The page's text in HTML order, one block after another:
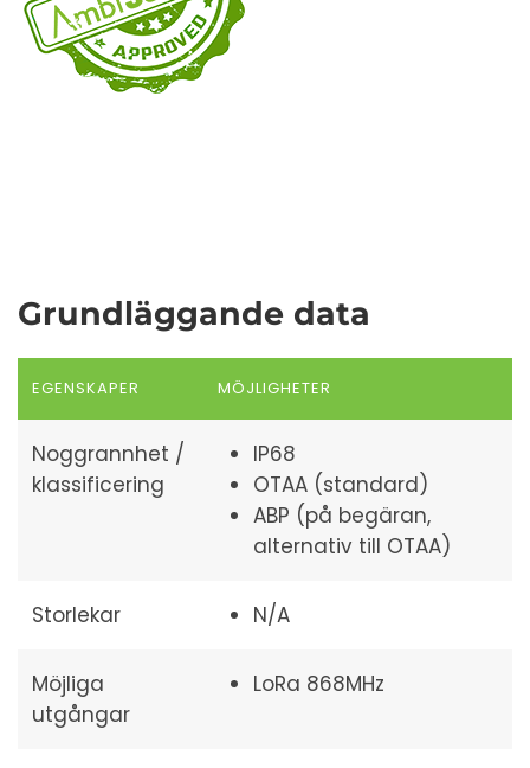
Grundläggande data
EGENSKAPER MÖJLIGHETER
Noggrannhet /
klassificering
IP68
OTAA (standard)
ABP (på begäran,
alternativ till OTAA)
Storlekar N/A
Möjliga
utgångar
LoRa 868MHz